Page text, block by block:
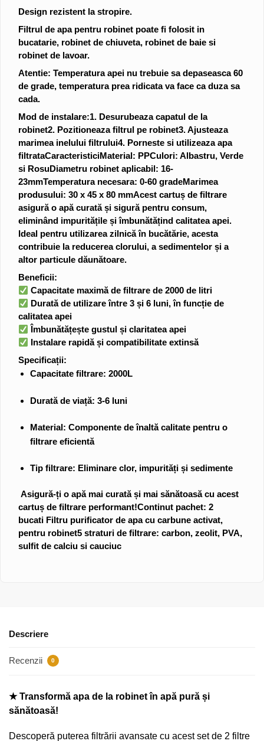
Design rezistent la stropire.
Filtrul de apa pentru robinet poate fi folosit in
bucatarie, robinet de chiuveta, robinet de baie si
robinet de lavoar.
Atentie: Temperatura apei nu trebuie sa depaseasca 60
de grade, temperatura prea ridicata va face ca duza sa
cada.
Mod de instalare:1. Desurubeaza capatul de la
robinet2. Pozitioneaza filtrul pe robinet3. Ajusteaza
marimea inelului filtrului4. Porneste si utilizeaza apa
filtrataCaracteristiciMaterial: PPCulori: Albastru, Verde
si RosuDiametru robinet aplicabil: 16-
23mmTemperatura necesara: 0-60 gradeMarimea
produsului: 30 x 45 x 80 mmAcest cartuș de filtrare
asigură o apă curată și sigură pentru consum,
eliminând impuritățile și îmbunătățind calitatea apei.
Ideal pentru utilizarea zilnică în bucătărie, acesta
contribuie la reducerea clorului, a sedimentelor și a
altor particule dăunătoare.
Beneficii:
Capacitate maximă de filtrare de2000 de litri
Durată de utilizareîntre 3 și 6 luni, în funcție de
calitatea apei
Îmbunătățește gustul și claritatea apei
Instalare rapidă și compatibilitate extinsă
Specificații:
Capacitate filtrare: 2000L
Durată de viață: 3-6 luni
Material: Componente de înaltă calitate pentru o
filtrare eficientă
Tip filtrare: Eliminare clor, impurități și sedimente
Asigură-ți o apă mai curată și mai sănătoasă cu acest
cartuș de filtrare performant!Continut pachet: 2
bucati Filtru purificator de apa cu carbune activat,
pentru robinet5 straturi de filtrare: carbon, zeolit, PVA,
sulfit de calciu si cauciuc
Descriere
Recenzii 0
★ Transformă apa de la robinet în apă pură și
sănătoasă!
Descoperă puterea filtrării avansate cu acest set de 2 filtre